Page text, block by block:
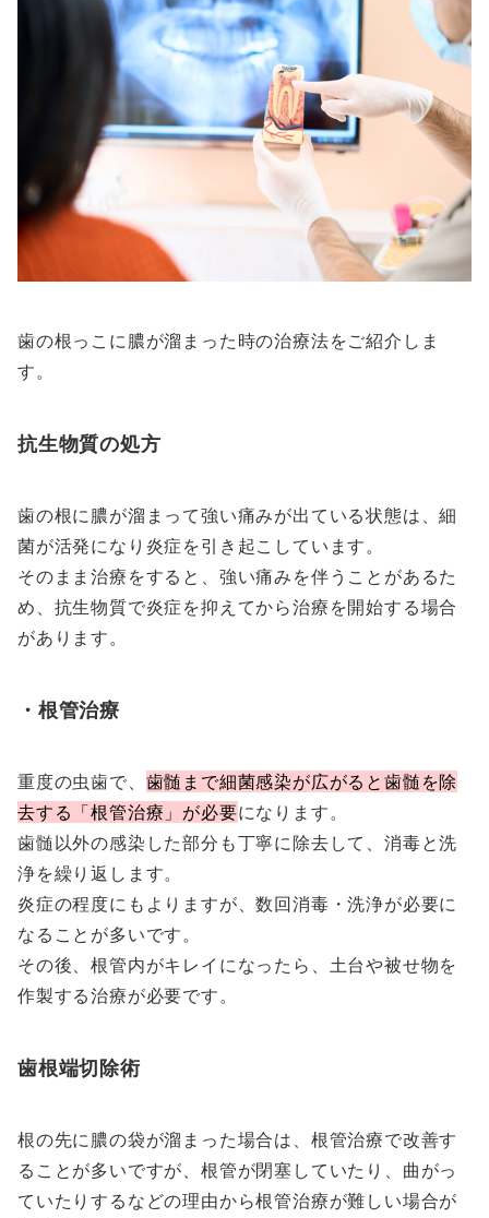
歯の根っこに膿が溜まった時の治療法をご紹介しま
す。
抗生物質の処方
歯の根に膿が溜まって強い痛みが出ている状態は、細
菌が活発になり炎症を引き起こしています。
そのまま治療をすると、強い痛みを伴うことがあるた
め、抗生物質で炎症を抑えてから治療を開始する場合
があります。
・根管治療
重度の虫歯で、 歯髄まで細菌感染が広がると歯髄を除
去する「根管治療」が必要になります。
歯髄以外の感染した部分も丁寧に除去して、消毒と洗
浄を繰り返します。
炎症の程度にもよりますが、数回消毒・洗浄が必要に
なることが多いです。
その後、根管内がキレイになったら、土台や被せ物を
作製する治療が必要です。
歯根端切除術
根の先に膿の袋が溜まった場合は、根管治療で改善す
ることが多いですが、根管が閉塞していたり、曲がっ
ていたりするなどの理由から根管治療が難しい場合が